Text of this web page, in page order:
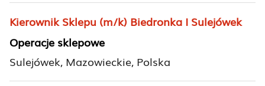
Kierownik Sklepu (m/k) Biedronka I Sulejówek
Operacje sklepowe
Sulejówek, Mazowieckie, Polska